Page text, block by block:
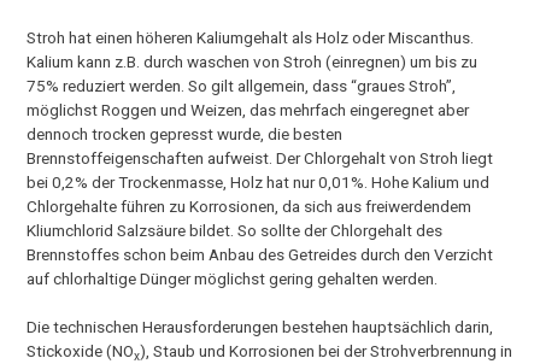
Stroh hat einen höheren Kaliumgehalt als Holz oder Miscanthus.
Kalium kann z.B. durch waschen von Stroh (einregnen) um bis zu
75% reduziert werden. So gilt allgemein, dass “graues Stroh”,
möglichst Roggen und Weizen, das mehrfach eingeregnet aber
dennoch trocken gepresst wurde, die besten
Brennstoffeigenschaften aufweist. Der Chlorgehalt von Stroh liegt
bei 0,2% der Trockenmasse, Holz hat nur 0,01%. Hohe Kalium und
Chlorgehalte führen zu Korrosionen, da sich aus freiwerdendem
Kliumchlorid Salzsäure bildet. So sollte der Chlorgehalt des
Brennstoffes schon beim Anbau des Getreides durch den Verzicht
auf chlorhaltige Dünger möglichst gering gehalten werden.
Die technischen Herausforderungen bestehen hauptsächlich darin,
Stickoxide (NOx), Staub und Korrosionen bei der Strohverbrennung in